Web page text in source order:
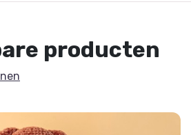
producten